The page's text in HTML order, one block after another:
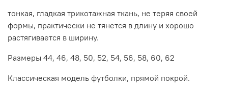
тонкая, гладкая трикотажная ткань, не теряя своей
формы, практически не тянется в длину и хорошо
растягивается в ширину.
Размеры 44, 46, 48, 50, 52, 54, 56, 58, 60, 62
Классическая модель футболки, прямой покрой.